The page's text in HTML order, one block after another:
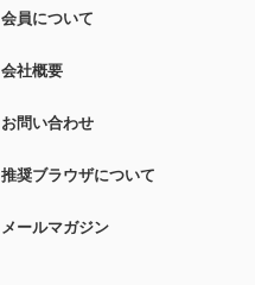
会員について
会社概要
お問い合わせ
推奨ブラウザについて
メールマガジン